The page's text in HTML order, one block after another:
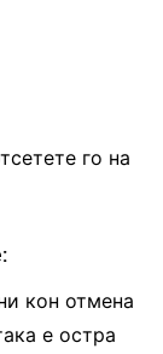
го на
кон отмена
е остра